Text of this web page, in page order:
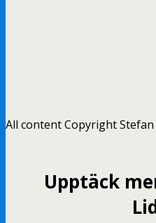
All content Copyright Stefan
Upptäck